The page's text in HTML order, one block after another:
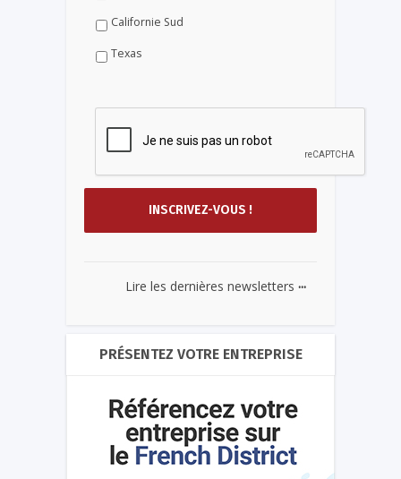
Californie Sud
Texas
Lire les dernières newsletters ...
PRÉSENTEZ VOTRE ENTREPRISE